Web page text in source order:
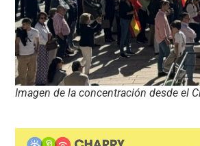
Imagen de la concentración desde el